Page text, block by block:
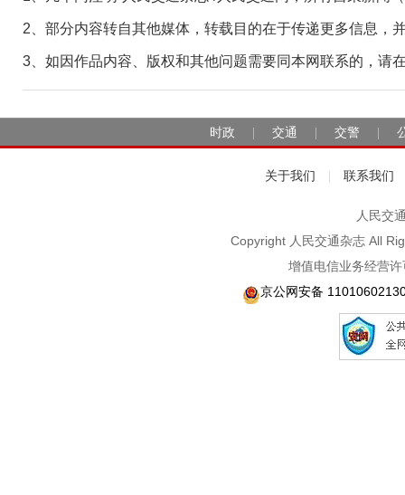
2、部分内容转自其他媒体，转载目的在于传递更多信息，
3、如因作品内容、版权和其他问题需要同本网联系的，请
时政 交通 交警
关于我们 联系我们
人民交
Copyright 人民交通杂志 All
增值电信业务经营
京公网安备